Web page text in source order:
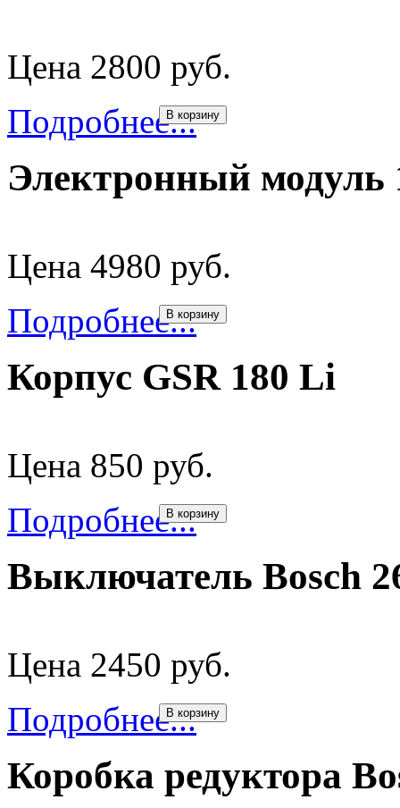
Цена 2800 руб.
Подробнее...
В корзину
Электронный модуль
Цена 4980 руб.
Подробнее...
В корзину
Корпус GSR 180 Li
Цена 850 руб.
Подробнее...
В корзину
Выключатель Bosch
Цена 2450 руб.
Подробнее...
В корзину
Коробка редуктора